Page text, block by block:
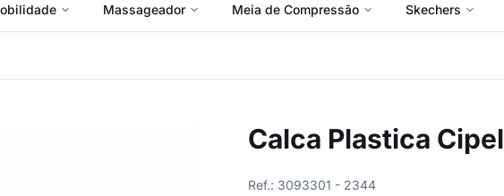
Massageador Meia de Compressão Skechers
Calca Plastica Cipel
Ref.: 3093301 - 2344